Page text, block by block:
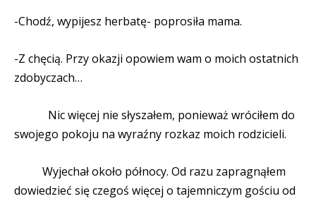
-Chodź, wypijesz herbatę- poprosiła mama.
-Z chęcią. Przy okazji opowiem wam o moich ostatnich
zdobyczach…
Nic więcej nie słyszałem, ponieważ wróciłem do
swojego pokoju na wyraźny rozkaz moich rodzicieli.
Wyjechał około północy. Od razu zapragnąłem
dowiedzieć się czegoś więcej o tajemniczym gościu od